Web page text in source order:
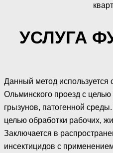
УСЛУГА
Данный метод
Ольминского проезд с
грызунов, патогенной
целью обработки рабочих,
Заключается в
инсектицидов с